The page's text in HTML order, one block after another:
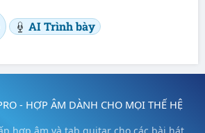
AI Trình bày
- HỢP ÂM DÀNH CHO MỌI THẾ HỆ
hợp âm và tab guitar cho các bài hát